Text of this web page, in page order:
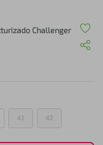
Challenger
41 42